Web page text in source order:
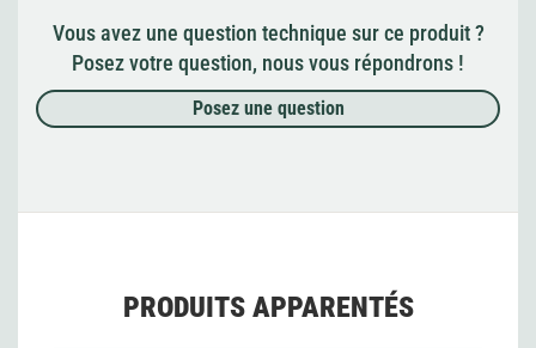
Vous avez une question technique sur ce produit ?
Posez votre question, nous vous répondrons !
Posez une question
PRODUITS APPARENTÉS